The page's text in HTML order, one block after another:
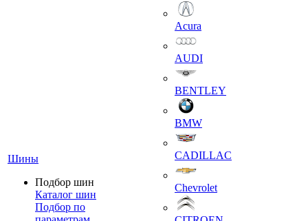
Шины
Подбор шин
Каталог шин
Подбор по
Acura
AUDI
BENTLEY
BMW
CADILLAC
Chevrolet